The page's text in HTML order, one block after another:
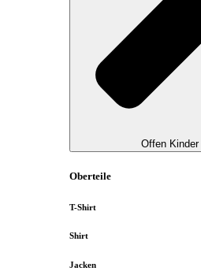
Offen Kinder
Oberteile
T-Shirt
Shirt
Jacken